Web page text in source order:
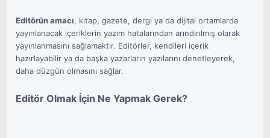
Editörün amacı, kitap, gazete, dergi ya da dijital ortamlarda
yayınlanacak içeriklerin yazım hatalarından arındırılmış olarak
yayınlanmasını sağlamaktır. Editörler, kendileri içerik
hazırlayabilir ya da başka yazarların yazılarını denetleyerek,
daha düzgün olmasını sağlar.
Editör Olmak İçin Ne Yapmak Gerek?